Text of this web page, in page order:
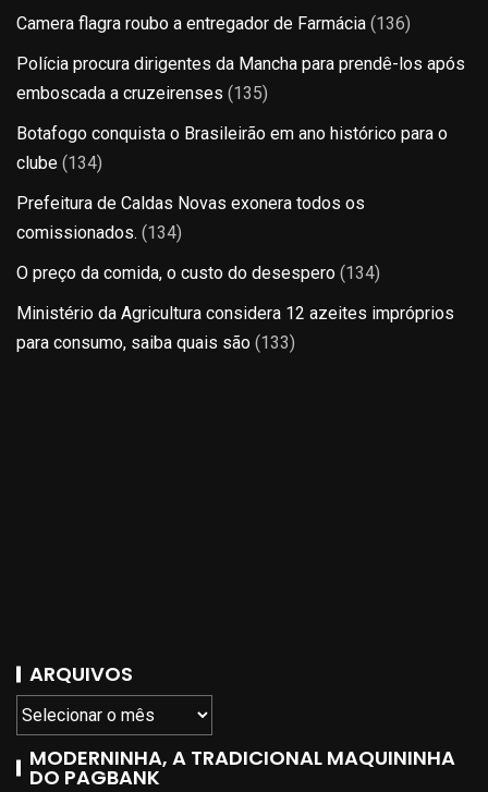
Camera flagra roubo a entregador de Farmácia (136)
Polícia procura dirigentes da Mancha para prendê-los após
emboscada a cruzeirenses (135)
Botafogo conquista o Brasileirão em ano histórico para o
clube (134)
Prefeitura de Caldas Novas exonera todos os
comissionados. (134)
O preço da comida, o custo do desespero (134)
Ministério da Agricultura considera 12 azeites impróprios
para consumo, saiba quais são (133)
ARQUIVOS
MODERNINHA, A TRADICIONAL MAQUININHA
DO PAGBANK